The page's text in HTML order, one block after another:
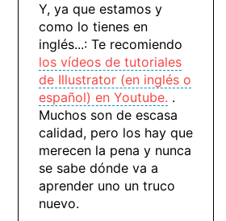
Y, ya que estamos y
como lo tienes en
inglés...: Te recomiendo
los vídeos de tutoriales
de Illustrator (en inglés o
español) en Youtube. .
Muchos son de escasa
calidad, pero los hay que
merecen la pena y nunca
se sabe dónde va a
aprender uno un truco
nuevo.